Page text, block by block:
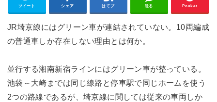
ツイート シェア はてブ 送る Pocket
JR埼京線にはグリーン車が連結されていない。10両編成
の普通車しか存在しない理由とは何か。
並行する湘南新宿ラインにはグリーン車が整っている。
池袋～大崎までは同じ線路と停車駅で同じホームを使う
2つの路線であるが、埼京線に関しては従来の車両しか